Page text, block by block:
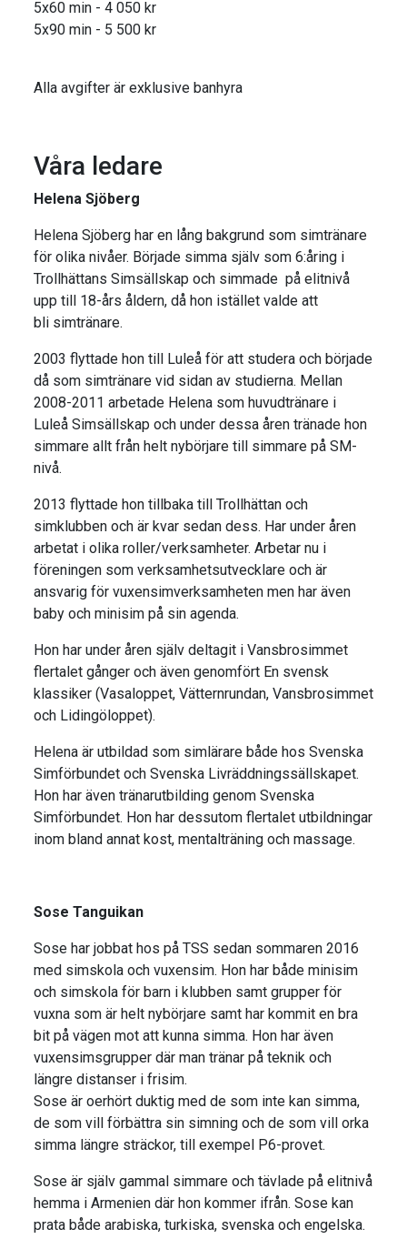
5x60 min - 4 050 kr
5x90 min - 5 500 kr
Alla avgifter är exklusive banhyra
Våra ledare
Helena Sjöberg
Helena Sjöberg har en lång bakgrund som simtränare
för olika nivåer. Började simma själv som 6:åring i
Trollhättans Simsällskap och simmade på elitnivå
upp till 18-års åldern, då hon istället valde att
bli simtränare.
2003 flyttade hon till Luleå för att studera och började
då som simtränare vid sidan av studierna. Mellan
2008-2011 arbetade Helena som huvudtränare i
Luleå Simsällskap och under dessa åren tränade hon
simmare allt från helt nybörjare till simmare på SM-
nivå.
2013 flyttade hon tillbaka till Trollhättan och
simklubben och är kvar sedan dess. Har under åren
arbetat i olika roller/verksamheter. Arbetar nu i
föreningen som verksamhetsutvecklare och är
ansvarig för vuxensimverksamheten men har även
baby och minisim på sin agenda.
Hon har under åren själv deltagit i Vansbrosimmet
flertalet gånger och även genomfört En svensk
klassiker (Vasaloppet, Vätternrundan, Vansbrosimmet
och Lidingöloppet).
Helena är utbildad som simlärare både hos Svenska
Simförbundet och Svenska Livräddningssällskapet.
Hon har även tränarutbilding genom Svenska
Simförbundet. Hon har dessutom flertalet utbildningar
inom bland annat kost, mentalträning och massage.
Sose Tanguikan
Sose har jobbat hos på TSS sedan sommaren 2016
med simskola och vuxensim. Hon har både minisim
och simskola för barn i klubben samt grupper för
vuxna som är helt nybörjare samt har kommit en bra
bit på vägen mot att kunna simma. Hon har även
vuxensimsgrupper där man tränar på teknik och
längre distanser i frisim.
Sose är oerhört duktig med de som inte kan simma,
de som vill förbättra sin simning och de som vill orka
simma längre sträckor, till exempel P6-provet.
Sose är själv gammal simmare och tävlade på elitnivå
hemma i Armenien där hon kommer ifrån. Sose kan
prata både arabiska, turkiska, svenska och engelska.